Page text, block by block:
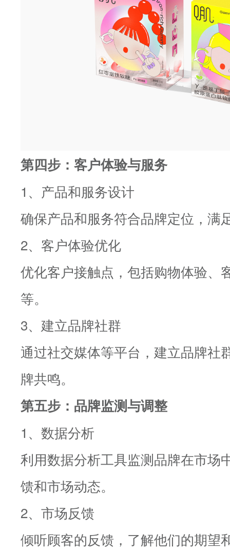
第四步：客户体验与服务
1、产品和服务设计
确保产品和服务符合品牌定位，满
2、客户体验优化
优化客户接触点，包括购物体验、
等。
3、建立品牌社群
通过社交媒体等平台，建立品牌社
牌共鸣。
第五步：品牌监测与调整
1、数据分析
利用数据分析工具监测品牌在市场
馈和市场动态。
2、市场反馈
倾听顾客的反馈，了解他们的期望